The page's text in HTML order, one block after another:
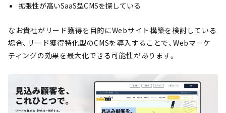
拡張性が高いSaaS型CMSを探している
なお貴社がリード獲得を目的にWebサイト構築を検討している
場合、リード獲得特化型のCMSを導入することで、Webマーケ
ティングの効果を最大化できる可能性があります。